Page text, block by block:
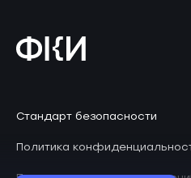
Стандарт безопасности
Политика